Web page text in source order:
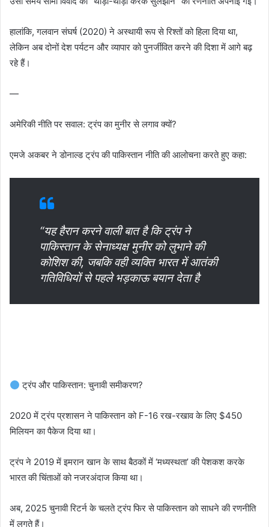
हालांकि, गलवान संघर्ष (2020) ने अस्थायी रूप से रिश्तों को हिला दिया था,
लेकिन अब दोनों देश पर्यटन और व्यापार को पुनर्जीवित करने की दिशा में आगे बढ़
रहे हैं।
—
अमेरिकी नीति पर सवाल: ट्रंप का मुनीर से लगाव क्यों?
एमजे अकबर ने डोनाल्ड ट्रंप की पाकिस्तान नीति की आलोचना करते हुए कहा:
“यह हैरान करने वाली बात है कि ट्रंप ने
पाकिस्तान के सेनाध्यक्ष मुनीर को लुभाने की
कोशिश की, जबकि वही व्यक्ति भारत में आतंकी
गतिविधियों से पहले भड़काऊ बयान देता है
ट्रंप और पाकिस्तान: चुनावी समीकरण?
2020 में ट्रंप प्रशासन ने पाकिस्तान को F-16 रख-रखाव के लिए $450
मिलियन का पैकेज दिया था।
ट्रंप ने 2019 में इमरान खान के साथ बैठकों में ‘मध्यस्थता’ की पेशकश करके
भारत की चिंताओं को नजरअंदाज किया था।
अब, 2025 चुनावी रिटर्न के चलते ट्रंप फिर से पाकिस्तान को साधने की रणनीति
में लगते हैं।